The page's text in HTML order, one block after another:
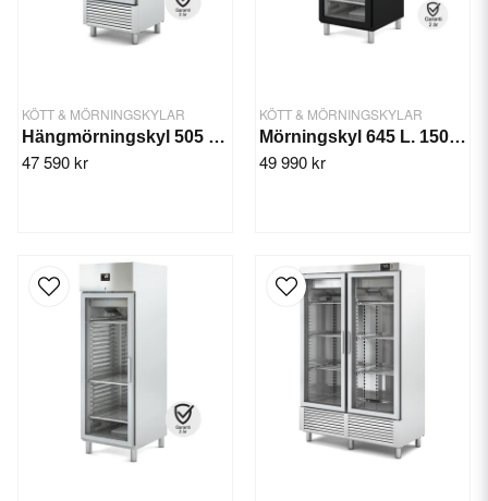
KÖTT & MÖRNINGSKYLAR
Hängmörningskyl 505 L. 490 W, glasdörr
47 590 kr
KÖTT & MÖRNINGSKYLAR
Mörningskyl 645 L. 150 kg, 502 W
49 990 kr